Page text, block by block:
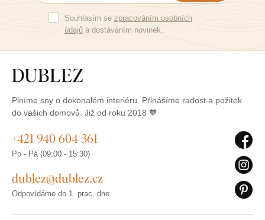
Souhlasím se zpracováním osobních
údajůa dostáváním novinek.
Plníme sny o dokonalém interiéru. Přinášíme radost a požitek
do vašich domovů. Již od roku 2018 🧡
+421 940 604 361
Po - Pá (09:00 - 15:30)
dublez@dublez.cz
Odpovídáme do 1. prac. dne